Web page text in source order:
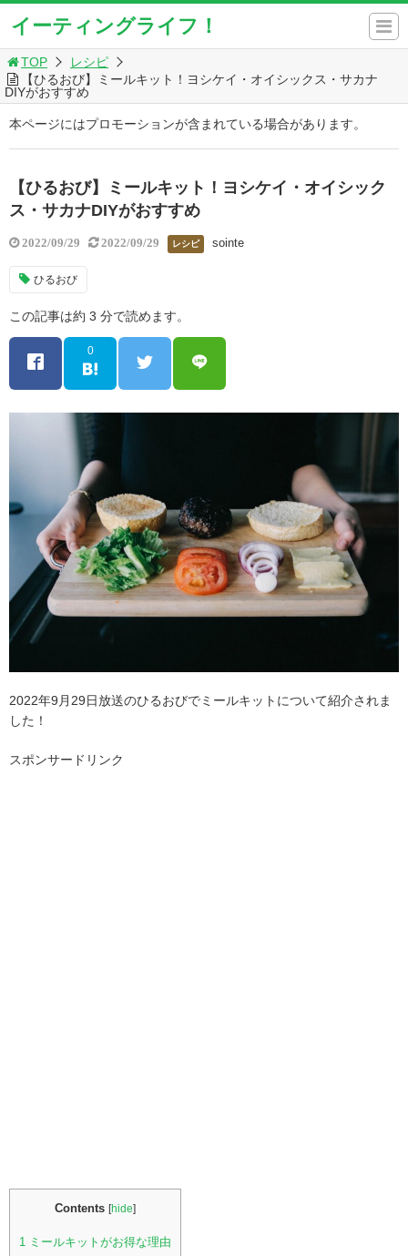
イーティングライフ！
TOP
レシピ
【ひるおび】ミールキット！ヨシケイ・オイシックス・サカナ
DIYがおすすめ
本ページにはプロモーションが含まれている場合があります。
【ひるおび】ミールキット！ヨシケイ・オイシック
ス・サカナDIYがおすすめ
2022/09/29 2022/09/29 レシピ sointe
ひるおび
この記事は約 3 分で読めます。
0
2022年9月29日放送のひるおびでミールキットについて紹介されま
した！
スポンサードリンク
Contents [hide]
1 ミールキットがお得な理由